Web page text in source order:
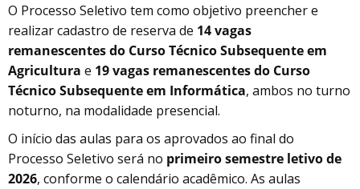
O Processo Seletivo tem como objetivo preencher e
realizar cadastro de reserva de 14 vagas
remanescentes do Curso Técnico Subsequente em
Agricultura e 19 vagas remanescentes do Curso
Técnico Subsequente em Informática, ambos no turno
noturno, na modalidade presencial.
O início das aulas para os aprovados ao final do
Processo Seletivo será no primeiro semestre letivo de
2026, conforme o calendário acadêmico. As aulas